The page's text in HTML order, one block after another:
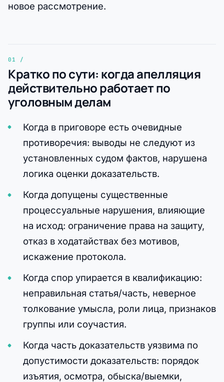
новое рассмотрение.
Кратко по сути: когда апелляция
действительно работает по
уголовным делам
Когда в приговоре есть очевидные
противоречия: выводы не следуют из
установленных судом фактов, нарушена
логика оценки доказательств.
Когда допущены существенные
процессуальные нарушения, влияющие
на исход: ограничение права на защиту,
отказ в ходатайствах без мотивов,
искажение протокола.
Когда спор упирается в квалификацию:
неправильная статья/часть, неверное
толкование умысла, роли лица, признаков
группы или соучастия.
Когда часть доказательств уязвима по
допустимости доказательств: порядок
изъятия, осмотра, обыска/выемки,